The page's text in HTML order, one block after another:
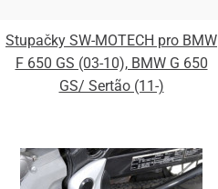
Stupačky SW-MOTECH pro BMW
F 650 GS (03-10), BMW G 650
GS/ Sertão (11-)